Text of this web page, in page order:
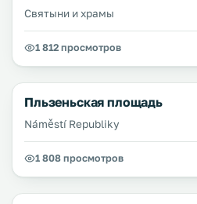
Святыни и храмы
1 812 просмотров
Пльзеньская площадь
Náměstí Republiky
1 808 просмотров